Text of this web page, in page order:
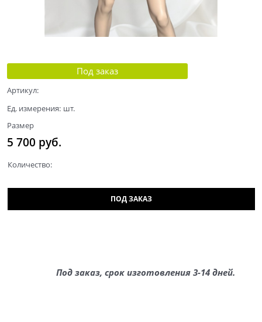
Под заказ
Артикул:
Ед. измерения: шт.
Размер
5 700 руб.
Количество:
ПОД ЗАКАЗ
Под заказ, срок изготовления 3-14 дней.